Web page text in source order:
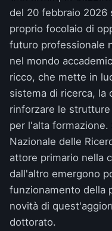
del 20 febbraio 2026
proprio focolaio di
futuro professionale
nel mondo
ricco, che mette in
sistema di ricerca, la
rinforzare le
per l'alta
Nazionale delle
attore primario nella
dall'altro emergono
funzionamento della
novità di
dottorato.